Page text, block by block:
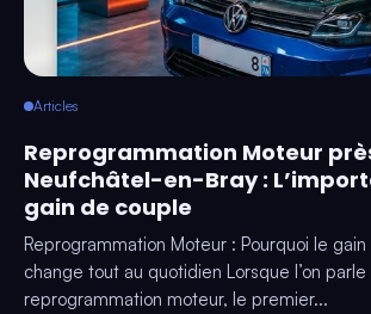
Articles
Reprogrammation Moteur
Neufchâtel-en-Bray :
gain de couple
Reprogrammation Moteur : Pourquoi le
change tout au quotidien Lorsque l’on parle
reprogrammation moteur, le premier...